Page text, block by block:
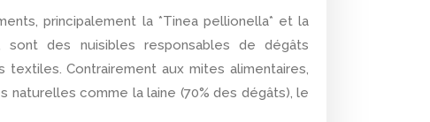
principalement la *Tinea pellionella* et la
sont des nuisibles responsables de dégâts
textiles. Contrairement aux mites alimentaires,
naturelles comme la laine (70% des dégâts), le